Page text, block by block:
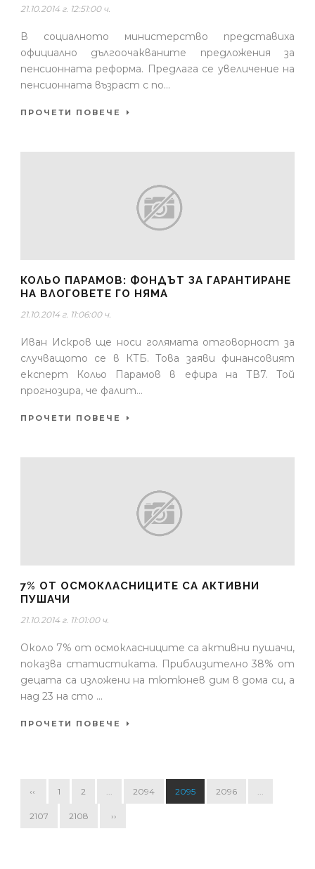
21.10.2014 г. 12:51:00 ч.
В социалното министерство представиха
официално дългоочакваните предложения за
пенсионната реформа. Предлага се увеличение на
пенсионната възраст с по...
ПРОЧЕТИ ПОВЕЧЕ
КОЛЬО ПАРАМОВ: ФОНДЪТ ЗА ГАРАНТИРАНЕ
НА ВЛОГОВЕТЕ ГО НЯМА
21.10.2014 г. 11:06:00 ч.
Иван Искров ще носи голямата отговорност за
случващото се в КТБ. Това заяви финансовият
експерт Кольо Парамов в ефира на ТВ7. Той
прогнозира, че фалит...
ПРОЧЕТИ ПОВЕЧЕ
7% ОТ ОСМОКЛАСНИЦИТЕ СА АКТИВНИ
ПУШАЧИ
21.10.2014 г. 11:01:00 ч.
Около 7% от осмокласниците са активни пушачи,
показва статистиката. Приблизително 38% от
децата са изложени на тютюнев дим в дома си, а
над 23 на сто ...
ПРОЧЕТИ ПОВЕЧЕ
‹‹ 1 2 ... 2094 2095 2096 ...
2107 2108 ››